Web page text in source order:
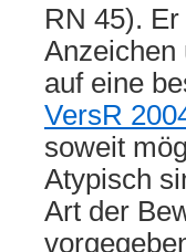
RN 45).
Anzeichen
auf eine
VersR
soweit
Atypisch
Art der